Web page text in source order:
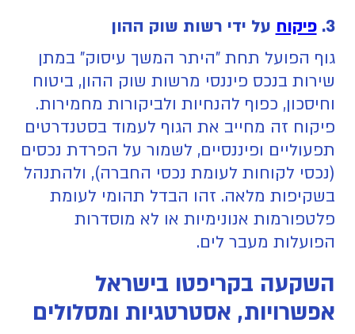
3. פיקוח על ידי רשות שוק ההון
גוף הפועל תחת "היתר המשך עיסוק" במתן
שירות בנכס פיננסי מרשות שוק ההון, ביטוח
וחיסכון, כפוף להנחיות ולביקורות מחמירות.
פיקוח זה מחייב את הגוף לעמוד בסטנדרטים
תפעוליים ופיננסיים, לשמור על הפרדת נכסים
(נכסי לקוחות לעומת נכסי החברה), ולהתנהל
בשקיפות מלאה. זהו הבדל תהומי לעומת
פלטפורמות אנונימיות או לא מוסדרות
הפועלות מעבר לים.
השקעה בקריפטו בישראל
אפשרויות, אסטרטגיות ומסלולים